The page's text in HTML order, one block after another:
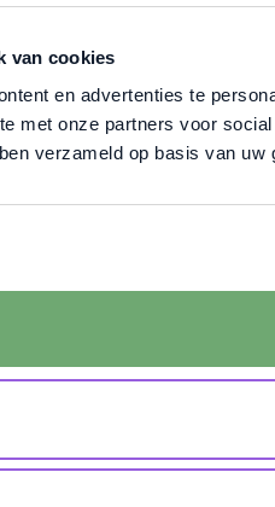
van cookies
en advertenties te
met onze partners voor
verzameld op basis van